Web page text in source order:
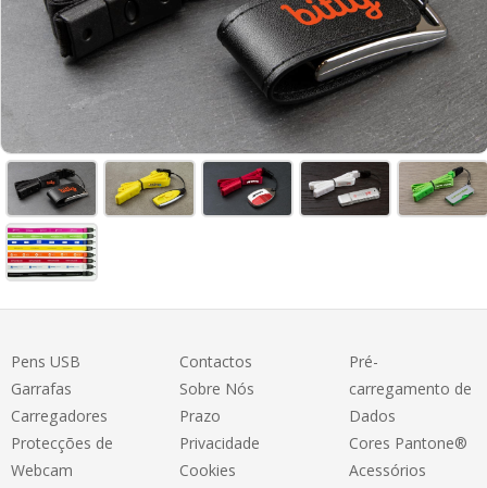
Pens USB
Garrafas
Carregadores
Protecções de
Webcam
Contactos
Sobre Nós
Prazo
Privacidade
Cookies
Pré-
carregamento de
Dados
Cores Pantone®
Acessórios